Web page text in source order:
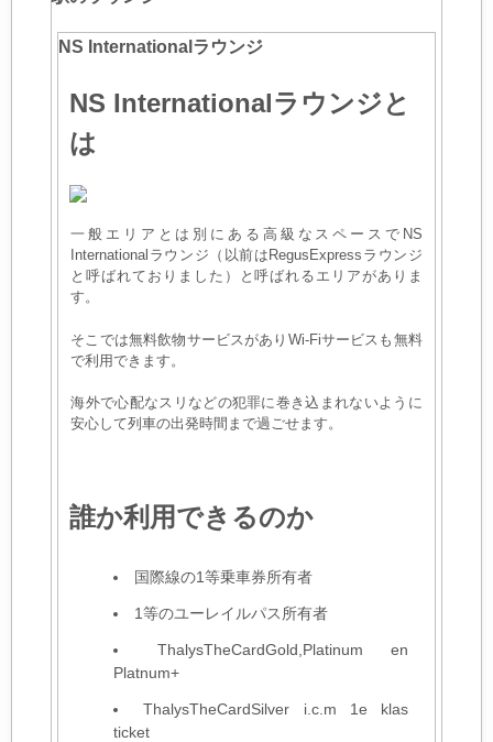
NS Internationalラウンジ
NS Internationalラウンジと
は
一般エリアとは別にある高級なスペースでNS
Internationalラウンジ（以前はRegusExpressラウンジ
と呼ばれておりました）と呼ばれるエリアがありま
す。
そこでは無料飲物サービスがありWi-Fiサービスも無料
で利用できます。
海外で心配なスリなどの犯罪に巻き込まれないように
安心して列車の出発時間まで過ごせます。
誰か利用できるのか
国際線の1等乗車券所有者
1等のユーレイルパス所有者
ThalysTheCardGold,Platinum en
Platnum+
ThalysTheCardSilver i.c.m 1e klas
ticket